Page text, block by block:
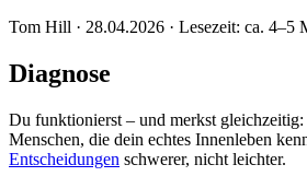
Tom Hill · 28.04.2026 · Lesezeit: ca. 4–5
Diagnose
Du funktionierst – und merkst
Menschen, die dein echtes Innenleben
Entscheidungen schwerer, nicht leichter.